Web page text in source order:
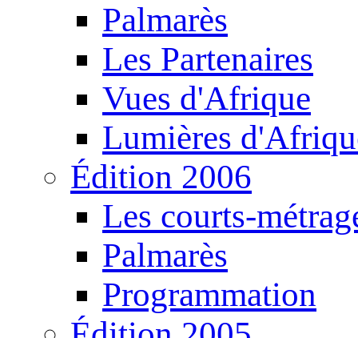
Palmarès
Les Partenaires
Vues d'Afrique
Lumières
Édition 2006
Les courts-
Palmarès
Programmation